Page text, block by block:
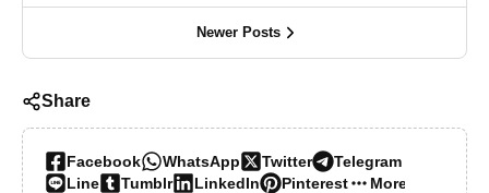
Newer Posts
Share
Facebook WhatsApp Twitter
Telegram
Line
Tumblr LinkedIn Pinterest More…